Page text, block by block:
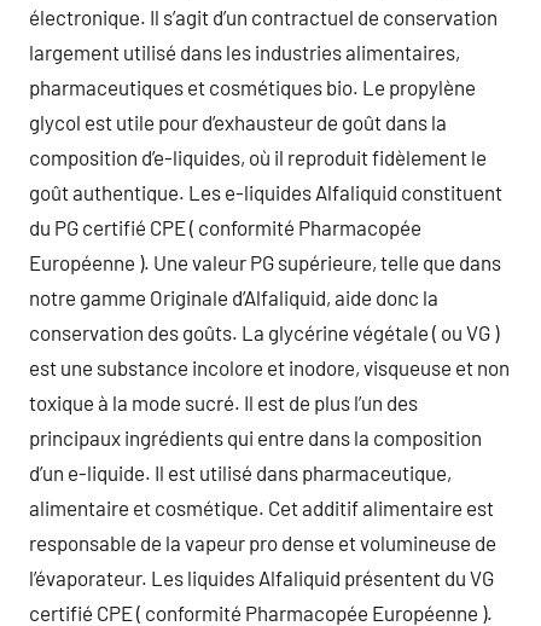
électronique. Il s’agit d’un contractuel de conservation
largement utilisé dans les industries alimentaires,
pharmaceutiques et cosmétiques bio. Le propylène
glycol est utile pour d’exhausteur de goût dans la
composition d’e-liquides, où il reproduit fidèlement le
goût authentique. Les e-liquides Alfaliquid constituent
du PG certifié CPE ( conformité Pharmacopée
Européenne ). Une valeur PG supérieure, telle que dans
notre gamme Originale d’Alfaliquid, aide donc la
conservation des goûts. La glycérine végétale ( ou VG )
est une substance incolore et inodore, visqueuse et non
toxique à la mode sucré. Il est de plus l’un des
principaux ingrédients qui entre dans la composition
d’un e-liquide. Il est utilisé dans pharmaceutique,
alimentaire et cosmétique. Cet additif alimentaire est
responsable de la vapeur pro dense et volumineuse de
l’évaporateur. Les liquides Alfaliquid présentent du VG
certifié CPE ( conformité Pharmacopée Européenne ).